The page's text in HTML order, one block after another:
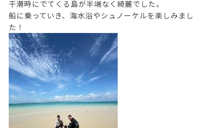
干潮時にでてくる島が半端なく綺麗でした。
船に乗っていき、海水浴やシュノーケルを楽しみまし
た！